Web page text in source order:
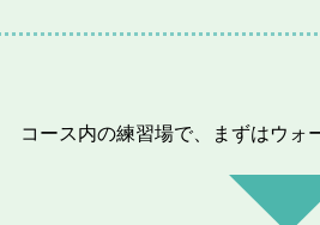
コース内の練習場で、まずはウォ